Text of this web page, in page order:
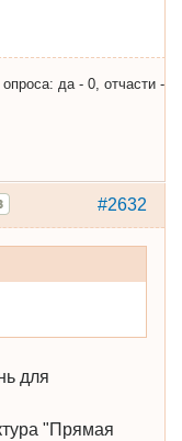
да - 0, отчасти -
#2632
для
"Прямая